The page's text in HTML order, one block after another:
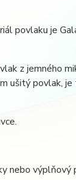
povlaku je
z jemného
ušitý povlak,
nebo výplňový